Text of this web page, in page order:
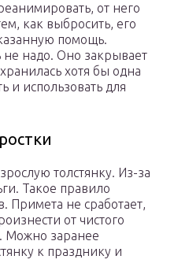
от него
как выбросить, его
помощь.
не надо. Оно закрывает
хотя бы одна
и использовать для
толстянку. Из-за
Такое правило
Примета не сработает,
от чистого
Можно заранее
к празднику и